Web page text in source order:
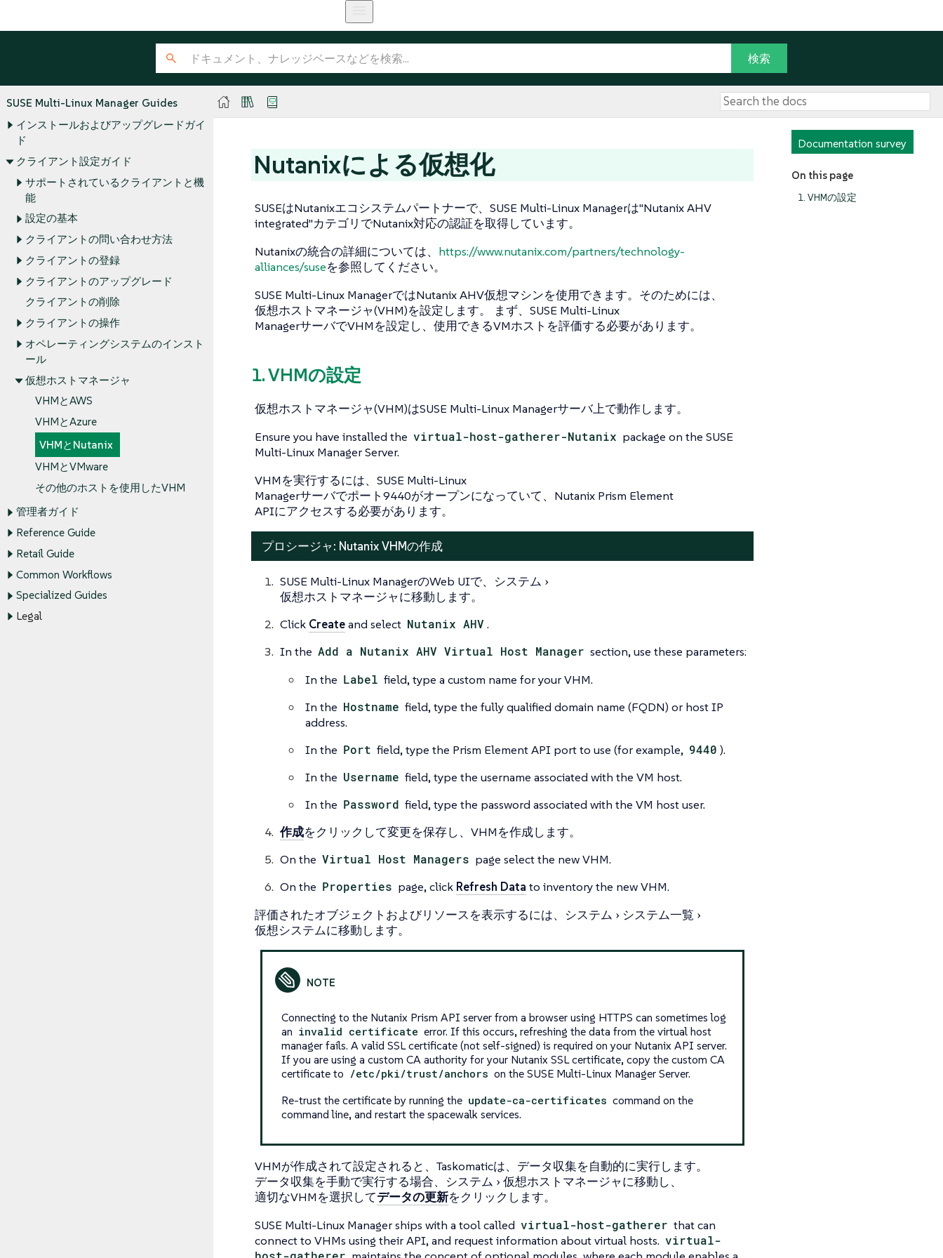
SUSE Multi-Linux Manager Guides
インストールおよびアップグレードガイ
ド
クライアント設定ガイド
サポートされているクライアントと機
能
設定の基本
クライアントの問い合わせ方法
クライアントの登録
クライアントのアップグレード
クライアントの削除
クライアントの操作
オペレーティングシステムのインスト
ール
仮想ホストマネージャ
VHMとAWS
VHMとAzure
VHMとNutanix
VHMとVMware
その他のホストを使用したVHM
管理者ガイド
Reference Guide
Retail Guide
Common Workflows
Specialized Guides
Legal
Documentation survey
On this page
1. VHMの設定
Nutanixによる仮想化
SUSEはNutanixエコシステムパートナーで、SUSE Multi-Linux Managerは"Nutanix AHV
integrated"カテゴリでNutanix対応の認証を取得しています。
Nutanixの統合の詳細については、 https://www.nutanix.com/partners/technology-
alliances/suseを参照してください。
SUSE Multi-Linux ManagerではNutanix AHV仮想マシンを使用できます。そのためには、
仮想ホストマネージャ(VHM)を設定します。 まず、SUSE Multi-Linux
ManagerサーバでVHMを設定し、使用できるVMホストを評価する必要があります。
1. VHMの設定
仮想ホストマネージャ(VHM)はSUSE Multi-Linux Managerサーバ上で動作します。
Ensure you have installed the virtual-host-gatherer-Nutanix package on the SUSE
Multi-Linux Manager Server.
VHMを実行するには、SUSE Multi-Linux
Managerサーバでポート9440がオープンになっていて、Nutanix Prism Element
APIにアクセスする必要があります。
プロシージャ: Nutanix VHMの作成
SUSE Multi-Linux ManagerのWeb UIで、
システム
仮想ホストマネージャに移動します。
Click Createand select Nutanix AHV .
In the Add a Nutanix AHV Virtual Host Manager section, use these parameters:
In the Label field, type a custom name for your VHM.
In the Hostname field, type the fully qualified domain name (FQDN) or host IP
address.
In the Port field, type the Prism Element API port to use (for example, 9440 ).
In the Username field, type the username associated with the VM host.
In the Password field, type the password associated with the VM host user.
作成をクリックして変更を保存し、VHMを作成します。
On the Virtual Host Managers page select the new VHM.
On the Properties page, click Refresh Data to inventory the new VHM.
評価されたオブジェクトおよびリソースを表示するには、
システム
システム一覧
仮想システムに移動します。
Connecting to the Nutanix Prism API server from a browser using HTTPS can sometimes log
an invalid certificate error. If this occurs, refreshing the data from the virtual host
manager fails. A valid SSL certificate (not self-signed) is required on your Nutanix API server.
If you are using a custom CA authority for your Nutanix SSL certificate, copy the custom CA
certificate to /etc/pki/trust/anchors on the SUSE Multi-Linux Manager Server.
Re-trust the certificate by running the update-ca-certificates command on the
command line, and restart the spacewalk services.
VHMが作成されて設定されると、Taskomaticは、データ収集を自動的に実行します。
データ収集を手動で実行する場合、
システム 仮想ホストマネージャに移動し、
適切なVHMを選択してデータの更新をクリックします。
SUSE Multi-Linux Manager ships with a tool called virtual-host-gatherer that can
connect to VHMs using their API, and request information about virtual hosts. virtual-